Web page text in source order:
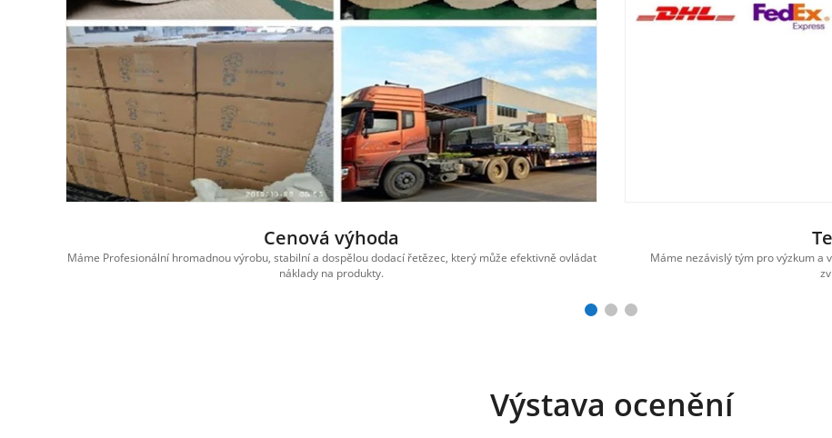
Cenová výhoda
Máme Profesionální hromadnou výrobu, stabilní a dospělou dodací řetězec, který může efektivně ovládat
náklady na produkty.
Máme nezávislý tým pro výzkum a
Výstava ocenění